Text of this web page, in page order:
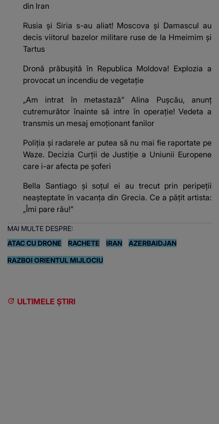
din Iran
Rusia și Siria s-au aliat! Moscova și Damascul au
decis viitorul bazelor militare ruse de la Hmeimim și
Tartus
Dronă prăbușită în Republica Moldova! Explozia a
provocat un incendiu de vegetație
„Am intrat în metastază” Alina Pușcău, anunț
cutremurător înainte să intre în operație! Vedeta a
transmis un mesaj emoționant fanilor
Poliţia şi radarele ar putea să nu mai fie raportate pe
Waze. Decizia Curţii de Justiție a Uniunii Europene
care i-ar afecta pe şoferi
Bella Santiago și soțul ei au trecut prin peripeții
neașteptate în vacanța din Grecia. Ce a pățit artista:
„Îmi pare rău!”
MAI MULTE DESPRE:
ATAC CU DRONE
RACHETE IRAN AZERBAIDJAN
RAZBOI ORIENTUL MIJLOCIU
ULTIMELE ȘTIRI